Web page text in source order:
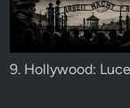
9. Hollywood: